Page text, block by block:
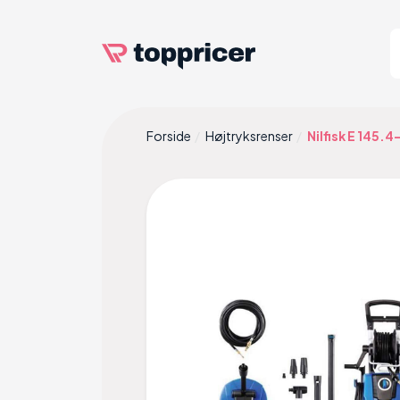
Forside Højtryksrenser Nilfisk E